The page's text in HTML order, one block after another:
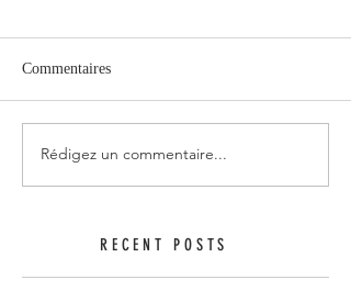
Commentaires
Rédigez un commentaire...
RECENT POSTS